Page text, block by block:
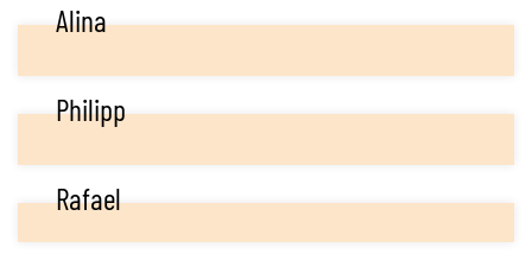
Alina
Philipp
Rafael